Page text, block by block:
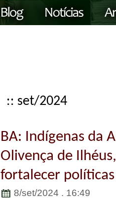
:: set/2024
BA: Indígenas da
Olivença de
fortalecer
8/set/2024 . 16:49